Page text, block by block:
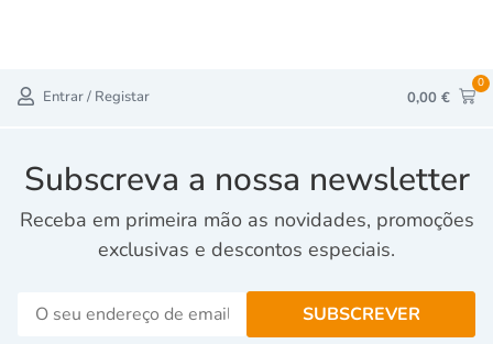
Entrar / Registar 0,00 €
0
Subscreva a nossa newsletter
Receba em primeira mão as novidades, promoções
exclusivas e descontos especiais.